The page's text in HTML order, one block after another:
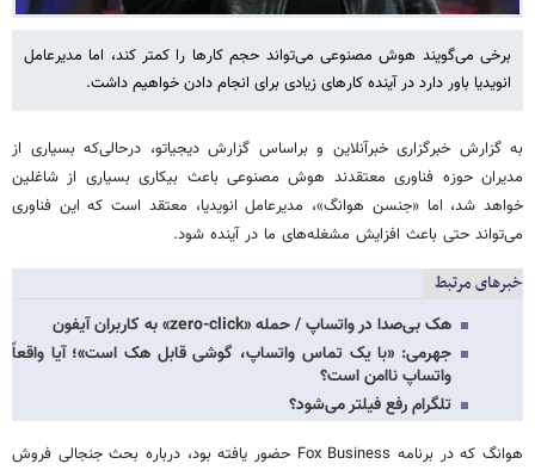
برخی می‌گویند هوش مصنوعی می‌تواند حجم کارها را کمتر کند، اما مدیرعامل
انویدیا باور دارد در آینده کارهای زیادی برای انجام دادن خواهیم داشت.
به گزارش خبرگزاری خبرآنلاین و براساس گزارش دیجیاتو، درحالی‌که بسیاری از
مدیران حوزه فناوری معتقدند هوش مصنوعی باعث بیکاری بسیاری از شاغلین
خواهد شد، اما «جنسن هوانگ»، مدیرعامل انویدیا، معتقد است که این فناوری
می‌تواند حتی باعث افزایش مشغله‌های ما در آینده شود.
خبرهای مرتبط
هک بی‌صدا در واتساپ / حمله «zero-click» به کاربران آیفون
جهرمی: «با یک تماس واتساپ، گوشی قابل هک است»؛ آیا واقعاً
واتساپ ناامن است؟
تلگرام رفع فیلتر می‌شود؟
هوانگ که در برنامه Fox Business حضور یافته بود، درباره بحث جنجالی فروش